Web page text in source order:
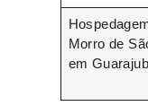
Morro de
em